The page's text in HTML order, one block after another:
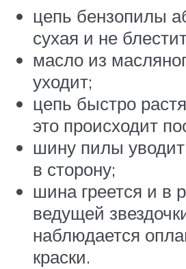
цепь бензопилы
сухая и не
масло из
уходит;
цепь быстро
это происходит
шину пилы
в сторону;
шина греется и в
ведущей
наблюдается
краски.